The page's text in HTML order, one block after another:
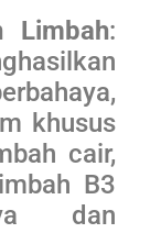
Limbah:
khusus
cair,
B3
dan